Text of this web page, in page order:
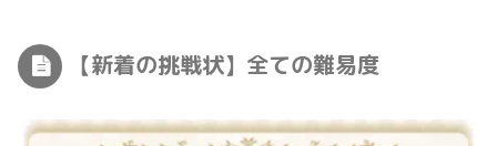
【新着の挑戦状】全ての難易度